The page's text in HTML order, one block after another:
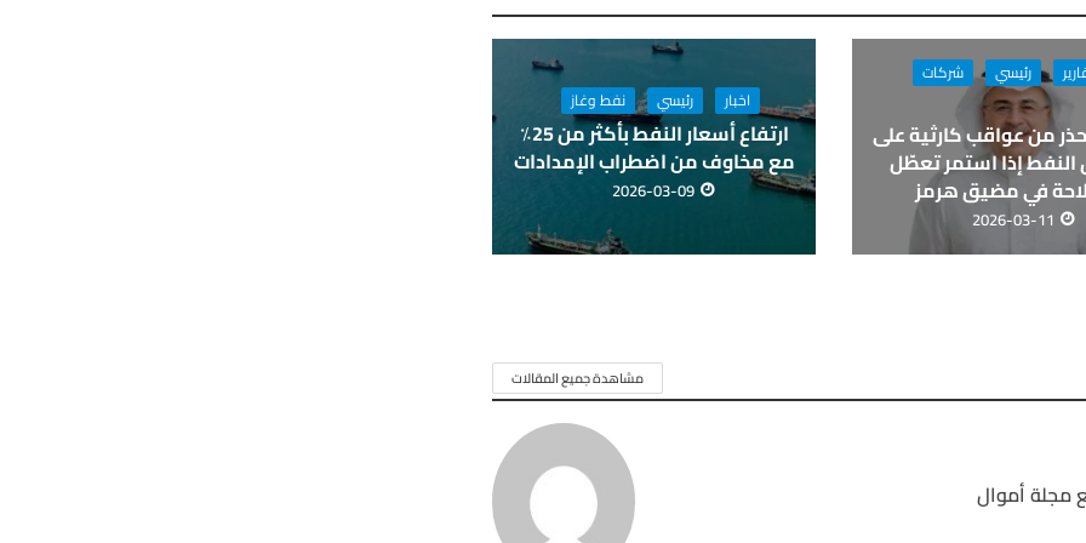
رئيسي
شركات
من عواقب كارثية على
إذا استمر تعطّل
في مضيق هرمز
2026-03-11
اخبار رئيسي نفط وغاز
ارتفاع أسعار النفط بأكثر من 25٪
مع مخاوف من اضطراب الإمدادات
2026-03-09
مشاهدة جميع المقالات
مجلة أموال